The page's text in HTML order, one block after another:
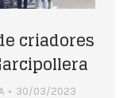
criadores
30/03/2023